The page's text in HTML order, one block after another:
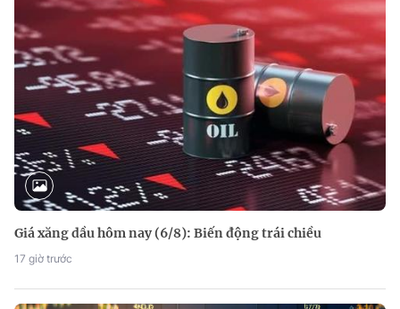
Giá xăng dầu hôm nay (6/8): Biến động trái chiều
17 giờ trước